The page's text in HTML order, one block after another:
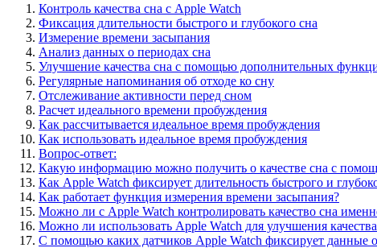
Контроль качества сна с Apple Watch
Фиксация длительности быстрого и глубокого сна
Измерение времени засыпания
Анализ данных о периодах сна
Улучшение качества сна с помощью дополнительных
Регулярные напоминания об отходе ко сну
Отслеживание активности перед сном
Расчет идеального времени пробуждения
Как рассчитывается идеальное время пробуждения
Как использовать идеальное время пробуждения
Вопрос-ответ:
Какую информацию можно получить о качестве сна с
Как Apple Watch фиксирует длительность быстрого и
Как работает функция измерения времени засыпания?
Можно ли с Apple Watch контролировать качество сна
Можно ли использовать Apple Watch для улучшения
С помощью каких датчиков Apple Watch фиксирует данные